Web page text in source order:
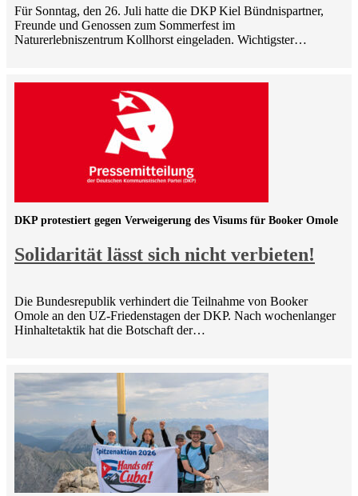
Für Sonntag, den 26. Juli hatte die DKP Kiel Bündnispartner,
Freunde und Genossen zum Sommerfest im
Naturerlebniszentrum Kollhorst eingeladen. Wichtigster…
Solidarität lässt sich nicht verbieten!
DKP protestiert gegen Verweigerung des Visums für Booker Omole
Die Bundesrepublik verhindert die Teilnahme von Booker
Omole an den UZ-Friedenstagen der DKP. Nach wochenlanger
Hinhaltetaktik hat die Botschaft der…